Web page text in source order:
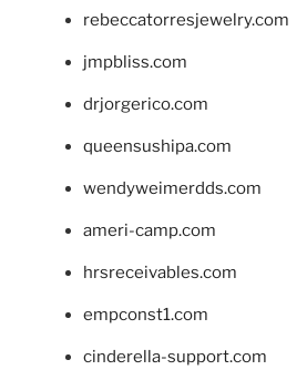
rebeccatorresjewelry.com
jmpbliss.com
drjorgerico.com
queensushipa.com
wendyweimerdds.com
ameri-camp.com
hrsreceivables.com
empconst1.com
cinderella-support.com